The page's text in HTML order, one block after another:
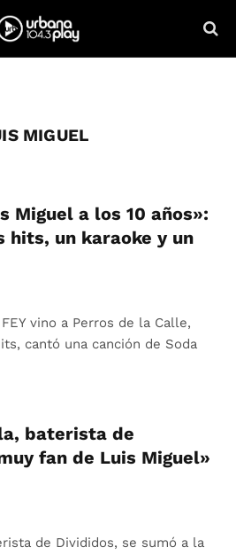
MIGUEL
Miguel a los 10 años»:
hits, un karaoke y un
vino a Perros de la Calle,
cantó una canción de Soda
baterista de
fan de Luis Miguel»
de Divididos, se sumó a la